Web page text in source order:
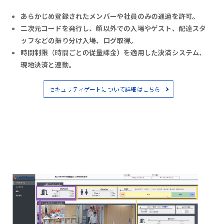
あらかじめ登録されたメンバーや社員のみの通過を許可。
二次元コードを発行し、顔以外での入場やゲスト、配達スタ
ッフなどの振り分け入場、ログ取得。
時間制限（時間ごとの従量課金）を適用した決済システム、
現地決済と連動。
セキュリティゲートについて詳細はこちら